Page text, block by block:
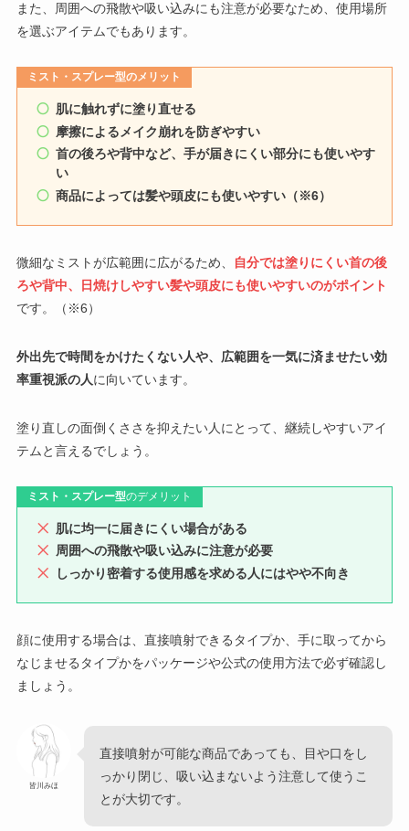
また、周囲への飛散や吸い込みにも注意が必要なため、使用場所
を選ぶアイテムでもあります。
ミスト・スプレー型のメリット
肌に触れずに塗り直せる
摩擦によるメイク崩れを防ぎやすい
首の後ろや背中など、手が届きにくい部分にも使いやす
い
商品によっては髪や頭皮にも使いやすい（※6）
微細なミストが広範囲に広がるため、
自分では塗りにくい首の後
ろや背中、日焼けしやすい髪や頭皮にも使いやすいのがポイント
です。（※6）
外出先で時間をかけたくない人や、広範囲を一気に済ませたい効
率重視派の人に向いています。
塗り直しの面倒くささを抑えたい人にとって、継続しやすいアイ
テムと言えるでしょう。
ミスト・スプレー型のデメリット
肌に均一に届きにくい場合がある
周囲への飛散や吸い込みに注意が必要
しっかり密着する使用感を求める人にはやや不向き
顔に使用する場合は、直接噴射できるタイプか、手に取ってから
なじませるタイプかをパッケージや公式の使用方法で必ず確認し
ましょう。
皆川みほ
直接噴射が可能な商品であっても、目や口をし
っかり閉じ、吸い込まないよう注意して使うこ
とが大切です。